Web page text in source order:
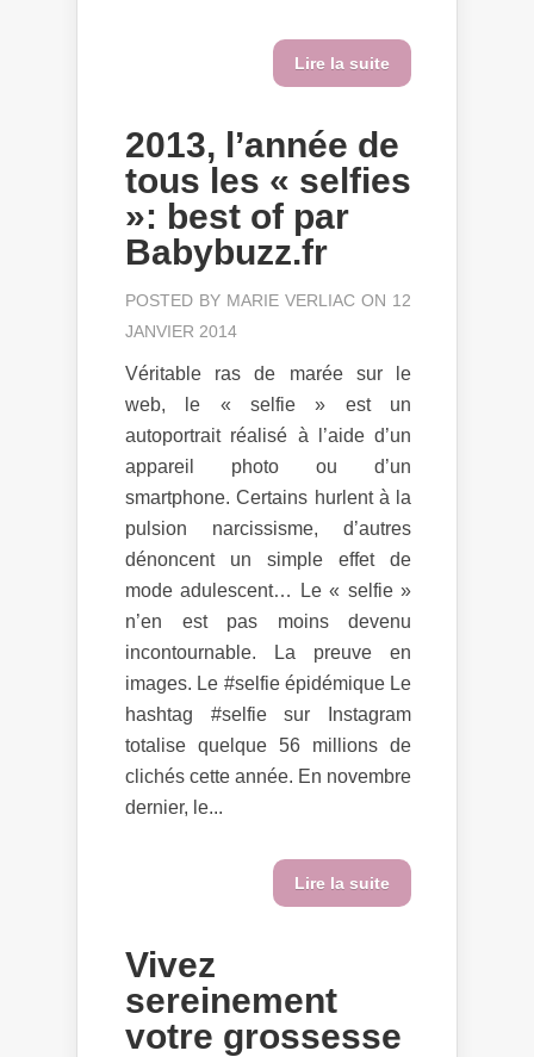
Lire la suite
2013, l’année de
tous les « selfies
»: best of par
Babybuzz.fr
POSTED BY MARIE VERLIAC ON 12
JANVIER 2014
Véritable ras de marée sur le
web, le « selfie » est un
autoportrait réalisé à l’aide d’un
appareil photo ou d’un
smartphone. Certains hurlent à la
pulsion narcissisme, d’autres
dénoncent un simple effet de
mode adulescent… Le « selfie »
n’en est pas moins devenu
incontournable. La preuve en
images. Le #selfie épidémique Le
hashtag #selfie sur Instagram
totalise quelque 56 millions de
clichés cette année. En novembre
dernier, le...
Lire la suite
Vivez
sereinement
votre grossesse